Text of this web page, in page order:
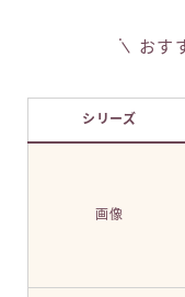
おす
シリーズ
画像